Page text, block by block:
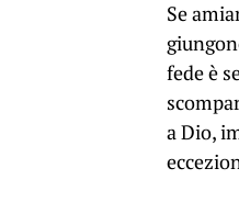
Se
fede è
a Dio,